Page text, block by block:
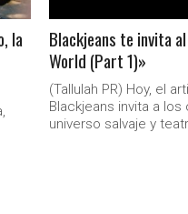
la
Blackjeans te invita
World (Part 1)»
(Tallulah PR) Hoy, el
Blackjeans invita a los
universo salvaje y